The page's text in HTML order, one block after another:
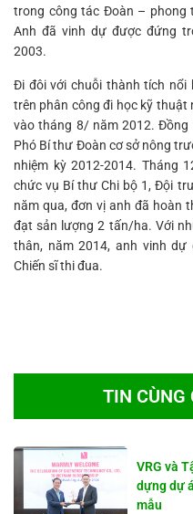
trong công tác Đoàn – phong
Anh đã vinh dự được đứng
2003.
Đi đôi với chuỗi thành tích nổi
trên phân công đi học kỹ
vào tháng 8/ năm 2012. Đồng
Phó Bí thư Đoàn cơ sở nông
nhiệm kỳ 2012-2014. Tháng
chức vụ Bí thư Chi bộ 1, Đội
năm qua, đơn vị anh đã hoàn
đạt sản lượng 2 tấn/ha. Với
thân, năm 2014, anh vinh
Chiến sĩ thi đua.
TIN CÙNG
VRG và
dựng dự
mẫu